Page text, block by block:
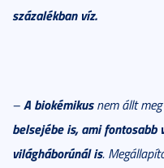
százalékban víz.
–A biokémikusnem állt
belsejébe is, ami
világháborúnál is.